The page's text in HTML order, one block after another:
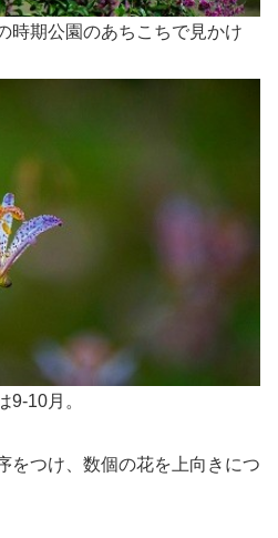
時期公園のあちこちで見かけ
9-10月。
をつけ、数個の花を上向きにつ